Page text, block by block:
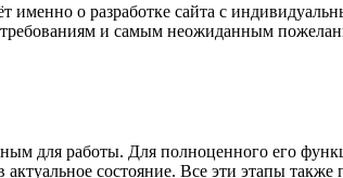
именно о разработке сайта с
требованиям и самым неожиданным
для работы. Для полноценного его
состояние. Все эти этапы